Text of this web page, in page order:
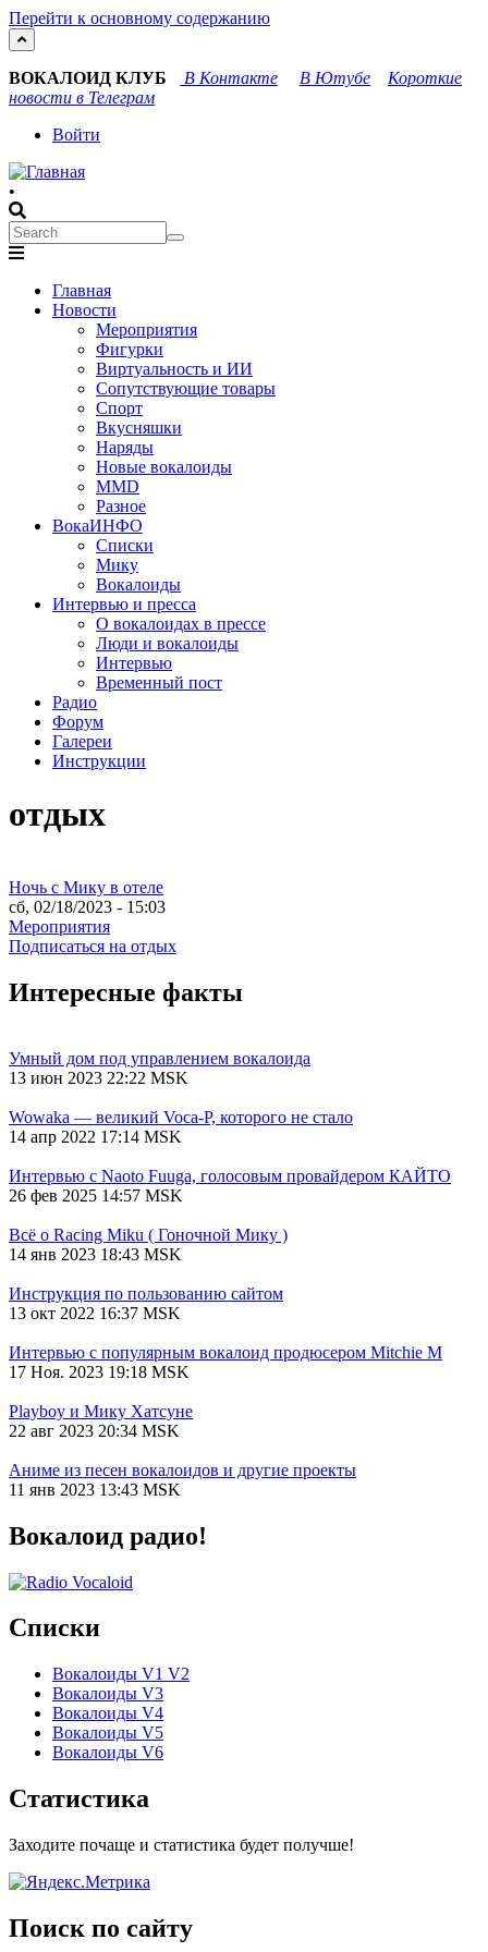
Перейти к основному содержанию
ВОКАЛОИД КЛУБ В Контакте В Ютубе
Короткие
новости в Телеграм
User
account
menu
Войти
•
Search
Search
navigation
Главная
Новости
Мероприятия
Фигурки
Виртуальность и ИИ
Сопутствующие товары
Спорт
Вкусняшки
Наряды
Новые вокалоиды
MMD
Разное
ВокаИНФО
Списки
Мику
Вокалоиды
Интервью и пресса
О вокалоидах в прессе
Люди и вокалоиды
Интервью
Временный пост
Радио
Форум
Галереи
Инструкции
отдых
Ночь с Мику в отеле
сб, 02/18/2023 - 15:03
Мероприятия
Подписаться на отдых
Интересные факты
Умный дом под управлением вокалоида
13 июн 2023 22:22 MSK
Wowaka — великий Voca-P, которого не стало
14 апр 2022 17:14 MSK
Интервью с Naoto Fuuga, голосовым провайдером КАЙТО
26 фев 2025 14:57 MSK
Всё о Racing Miku ( Гоночной Мику )
14 янв 2023 18:43 MSK
Инструкция по пользованию сайтом
13 окт 2022 16:37 MSK
Интервью с популярным вокалоид продюсером Mitchie М
17 Ноя. 2023 19:18 MSK
Playboy и Мику Хатсуне
22 авг 2023 20:34 MSK
Аниме из песен вокалоидов и другие проекты
11 янв 2023 13:43 MSK
Вокалоид радио!
Списки
Вокалоиды V1 V2
Вокалоиды V3
Вокалоиды V4
Вокалоиды V5
Вокалоиды V6
Статистика
Заходите почаще и статистика будет получше!
Поиск по сайту